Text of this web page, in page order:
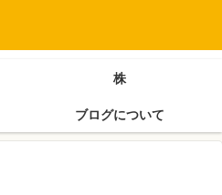
株
ブログについて